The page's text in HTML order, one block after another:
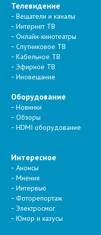
Телевидение
Вещатели и каналы
Интернет ТВ
Онлайн-кинотеатры
Спутниковое ТВ
Кабельное ТВ
Эфирное ТВ
Иновещание
Оборудование
Новинки
Обзоры
HDMI оборудование
Интересное
Анонсы
Мнения
Интервью
Фоторепортаж
Электросмог
Юмор и казусы